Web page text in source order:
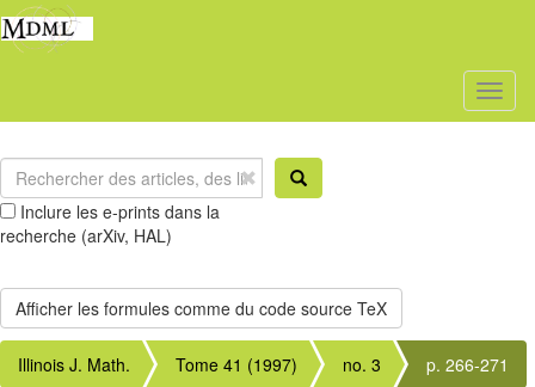
Inclure les e-prints dans la
recherche (arXiv, HAL)
Illinois J. Math. Tome 41 (1997) no. 3 p. 266-271